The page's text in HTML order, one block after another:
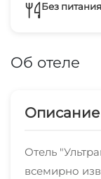
Без питания
Об отеле
Описание
Отель
всемирно